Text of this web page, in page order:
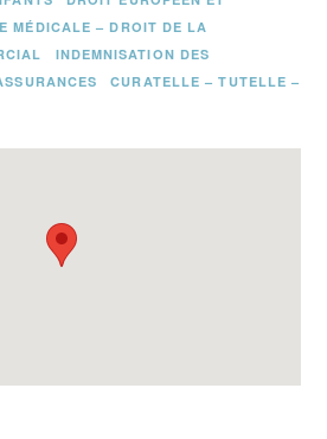
MÉDICALE – DROIT DE LA
INDEMNISATION DES
CURATELLE – TUTELLE –